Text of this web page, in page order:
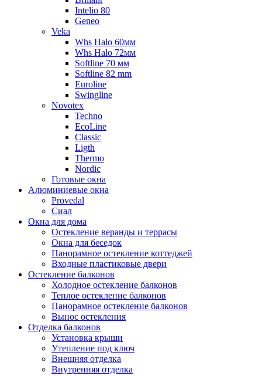
Intelio 80
Geneo
Veka
Whs Halo 60мм
Whs Halo 72мм
Softline 70 мм
Softline 82 mm
Euroline
Swingline
Novotex
Techno
EcoLine
Classic
Ligth
Thermo
Nordic
Готовые окна
Алюминиевые окна
Provedal
Сиал
Окна для дома
Остекление веранды и террасы
Окна для беседок
Панорамное остекление коттеджей
Входные пластиковые двери
Остекление балконов
Холодное остекление балконов
Теплое остекление балконов
Панорамное остекление балконов
Вынос остекления
Отделка балконов
Установка крыши
Утепление под ключ
Внешняя отделка
Внутренняя отделка